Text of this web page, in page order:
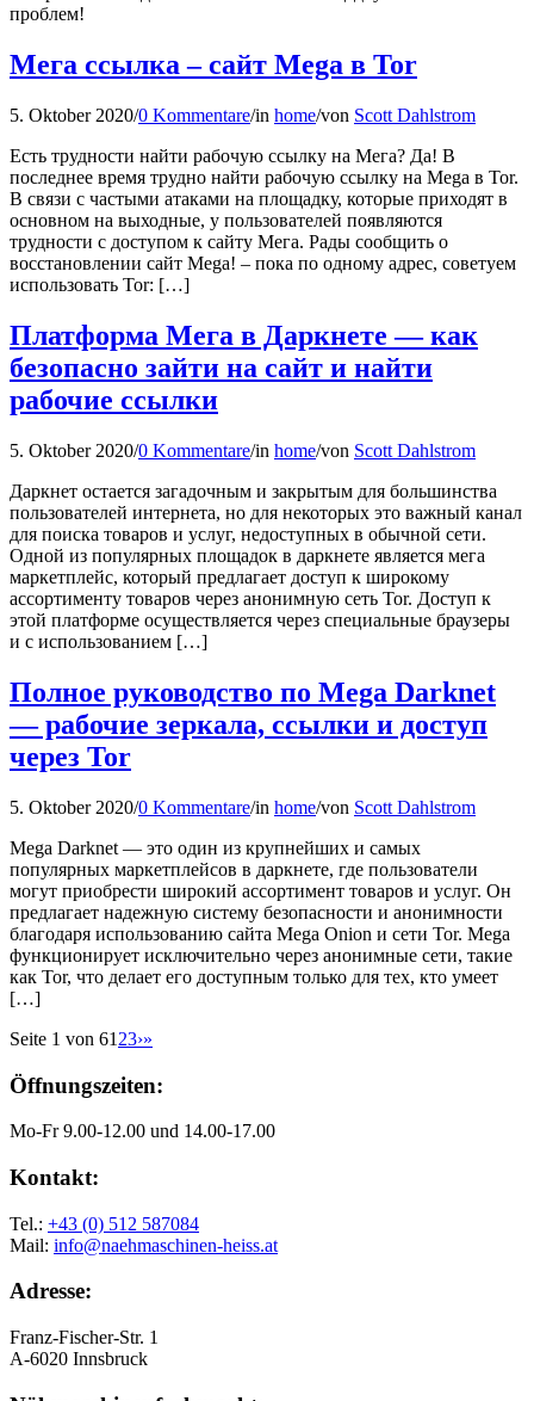
проблем!
Мега ссылка – сайт Mega в Tor
5. Oktober 2020/0 Kommentare/in home/von Scott Dahlstrom
Есть трудности найти рабочую ссылку на Мега? Да! В
последнее время трудно найти рабочую ссылку на Mega в Tor.
В связи с частыми атаками на площадку, которые приходят в
основном на выходные, у пользователей появляются
трудности с доступом к сайту Мега. Рады сообщить о
восстановлении сайт Mega! – пока по одному адрес, советуем
использовать Tor: […]
Платформа Мега в Даркнете — как
безопасно зайти на сайт и найти
рабочие ссылки
5. Oktober 2020/0 Kommentare/in home/von Scott Dahlstrom
Даркнет остается загадочным и закрытым для большинства
пользователей интернета, но для некоторых это важный канал
для поиска товаров и услуг, недоступных в обычной сети.
Одной из популярных площадок в даркнете является мега
маркетплейс, который предлагает доступ к широкому
ассортименту товаров через анонимную сеть Tor. Доступ к
этой платформе осуществляется через специальные браузеры
и с использованием […]
Полное руководство по Mega Darknet
— рабочие зеркала, ссылки и доступ
через Tor
5. Oktober 2020/0 Kommentare/in home/von Scott Dahlstrom
Mega Darknet — это один из крупнейших и самых
популярных маркетплейсов в даркнете, где пользователи
могут приобрести широкий ассортимент товаров и услуг. Он
предлагает надежную систему безопасности и анонимности
благодаря использованию сайта Mega Onion и сети Tor. Mega
функционирует исключительно через анонимные сети, такие
как Tor, что делает его доступным только для тех, кто умеет
[…]
Seite 1 von 61 23›»
Öffnungszeiten:
Mo-Fr 9.00-12.00 und 14.00-17.00
Kontakt:
Tel.: +43 (0) 512 587084
Mail: info@naehmaschinen-heiss.at
Adresse:
Franz-Fischer-Str. 1
A-6020 Innsbruck